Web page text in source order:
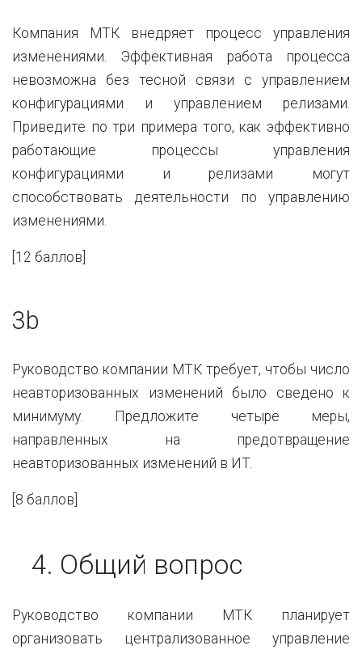
Компания МТК внедряет процесс управления
изменениями. Эффективная работа процесса
невозможна без тесной связи с управлением
конфигурациями и управлением релизами.
Приведите по три примера того, как эффективно
работающие процессы управления
конфигурациями и релизами могут
способствовать деятельности по управлению
изменениями.
[12 баллов
3b
Руководство компании МТК требует, чтобы число
неавторизованных изменений было сведено к
минимуму. Предложите четыре меры,
направленных на предотвращение
неавторизованных изменений в ИТ.
[8 баллов]
4. Общий вопрос
Руководство компании МТК планирует
организовать
централизованное управление